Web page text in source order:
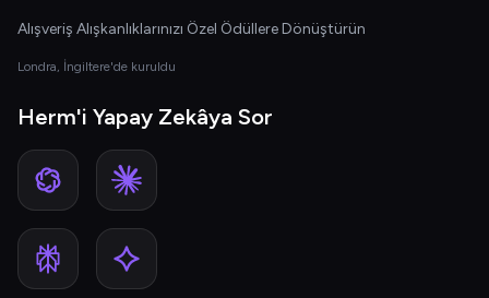
Alışveriş Alışkanlıklarınızı Özel Ödüllere Dönüştürün
Londra, İngiltere'de kuruldu
Herm'i Yapay Zekâya Sor